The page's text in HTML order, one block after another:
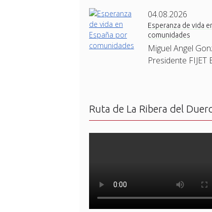
04.08.2026
Esperanza de vida
comunidades
Miguel Angel
Presidente FIJET
Ruta de La Ribera del